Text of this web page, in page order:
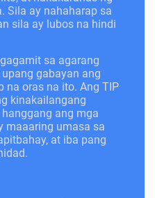
Sila ay nahaharap sa
sila ay lubos na hindi
sa agarang
gabayan ang
na oras na ito. Ang TIP
kinakailangang
ang mga
maaaring umasa sa
at iba pang